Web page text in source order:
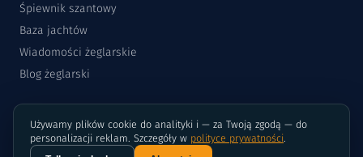
Używamy plików cookie do analityki i — za Twoją zgodą — do
personalizacji reklam. Szczegóły w polityce prywatności.
Śpiewnik szantowy
Baza jachtów
Wiadomości żeglarskie
Blog żeglarski